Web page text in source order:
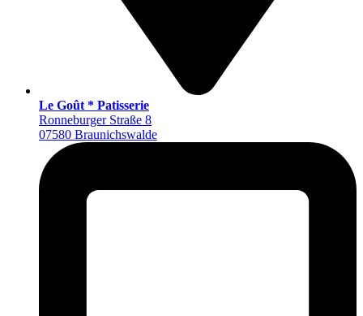
Le Goût * Patisserie
Ronneburger Straße 8
07580 Braunichswalde